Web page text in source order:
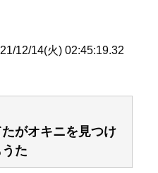
12/14(火) 02:45:19.32
がオキニを見つけ
た